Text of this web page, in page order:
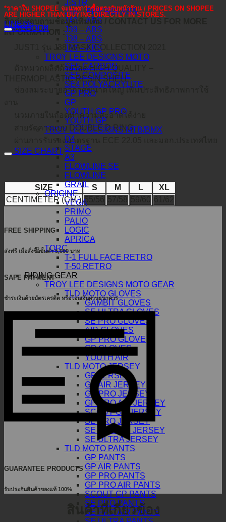
J-STR
J18 – FIBERGLASS
J40 – ABS
J39 – ABS
J38 – ABS
J34 – ABS
TROY LEE DESIGNS MOTO
SE5 CARBON
SE5 COMPOSITE
SE4 POLYACRYLITE
GP PRO
GP
YOUTH GP PRO
YOUTH GP
TROY LEE DESIGNS MTB/BMX
D4
STAGE
A3
FLOWLINE SE
FLOWLINE
GRAIL
ORIGINE
VEGA
PRIMO
PALIO
LOGIC
APRICA
TORC
T-1 FULL FACE RETRO
T-50 RETRO
RIDING GEAR
TROY LEE DESIGNS MOTO GEAR
TLD MOTO GLOVES
GAMBIT GLOVES
SE ULTRA GLOVES
SE PRO GLOVES
AIR GLOVES
GP PRO GLOVE
GP GLOVES
YOUTH AIR
TLD MOTO JERSEY
GP JERSEY
GP AIR JERSEY
GP PRO JERSEY
GP PRO AIR JERSEY
SCOUT GP JERSEY
SE PRO JERSEY
SE PRO AIR JERSEY
SE ULTRA JERSEY
TLD MOTO PANTS
GP PANTS
GP AIR PANTS
GP PRO PANTS
GP PRO AIR PANTS
SCOUT GP PANTS
SE PRO PANTS
SE PRO AIR PANTS
*ราคาใน SHOPEE จะแพงกว่าซื้อตรงกับหน้าร้าน / PRICES ON SHOPEE
ARE HIGHER THAN BUYING DIRECTLY IN STORES.
ติดต่อสอบถามข้อมูลเพิ่มเติม / CONTACT US FOR MORE
INFORMATION :
LINE@
FACEBOOK
คำอธิบาย
JUST1 รุ่น J38 MASK COLLECTION 2021
ตัวหมวกผลิตด้วยวัสดุ HIGH QUALITY –
THERMOPLASTIC RESIN SHELL
ช่องลมระบายอากาศขนาดใหญ่ เพิ่มประสิทธิภาพการใช้
นวมภายในถอดทำความสะอาดได้ง่าย
สายรัดคางแบบ DOUBLE D RING
ผ่านการรับรองมาตรฐาน ECE 22.05 และมอก.ประเทศไทย
SIZE CHART
SIZE S M L
XL
CENTIMETER (CM.) 55/56
FREE SHIPPING
ส่งฟรี เมื่อสั่งซื้อขั้นต่ำ 5,000 บาท
SAFE PAYMENT
ชำระเงินด้วยบัตรเครดิต หรือโอนเงินผ่านธนาคาร
GUARANTEE PRODUCTS
รับประกันสินค้าของแท้ 100%
สินค้าที่เกี่ยวข้อง